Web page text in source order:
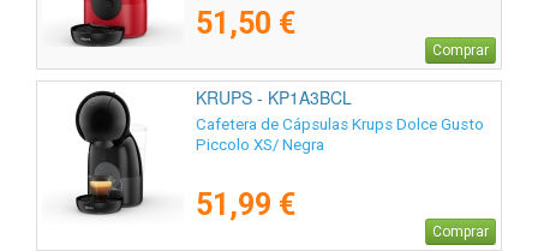
51,50 €
Comprar
KRUPS - KP1A3BCL
Cafetera de Cápsulas Krups Dolce Gusto
Piccolo XS/ Negra
51,99 €
Comprar